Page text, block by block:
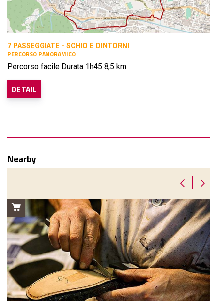
7 PASSEGGIATE - SCHIO E DINTORNI
PERCORSO PANORAMICO
Percorso facile Durata 1h45 8,5 km
DETAIL
Nearby
|